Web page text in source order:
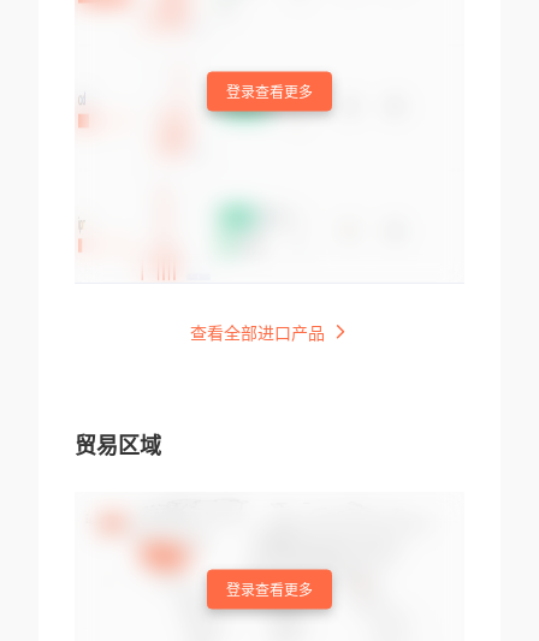
登录查看更多
查看全部进口产品
贸易区域
登录查看更多